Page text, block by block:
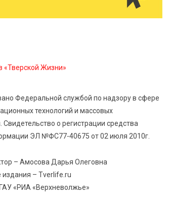
“Горьковки”: как А. М. Кузнецова
библиотечную жизнь Верхневолжья
15:30 290
подстанций и более 146 км ЛЭП
области
15:10 276
«Тверской Жизни»
Федеральной службой по надзору в сфере
технологий и массовых
о регистрации средства
ЭЛ №ФС77-40675 от 02 июля 2010г.
– Амосова Дарья Олеговна
– Tverlife.ru
«РИА «Верхневолжье»